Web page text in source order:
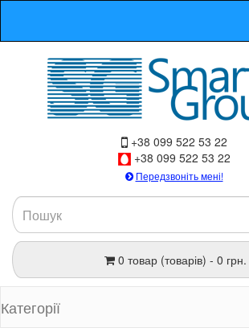
+38 099 522 53 22
+38 099 522 53 22
Передзвоніть мені!
0 товар (товарів) - 0 грн.
Категорії